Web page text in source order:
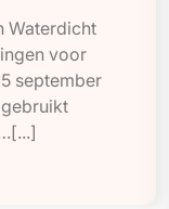
Waterdicht
voor
september